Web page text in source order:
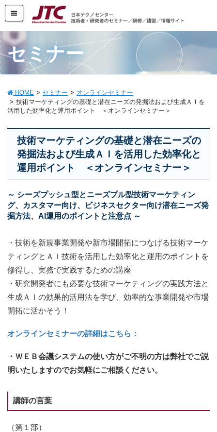
セミナー
HOME セミナー
オンラインセミナー
技術マーケティングの基礎と潜在ニーズの発掘法および生成ＡＩを
活用した効率化と運用ポイント ＜オンラインセミナー＞
技術マーケティングの基礎と潜在ニーズの
発掘法および生成ＡＩを活用した効率化と
運用ポイント ＜オンラインセミナー＞
～ シーズプッシュ型とニーズプル型技術マーケティン
グ、カスタマー向け、ビジネスセクター向け潜在ニーズ発
掘方法、AI運用のポイントと注意点 ～
・技術を新規事業開発や新市場開拓につなげる技術マーケ
ティングとＡＩ技術を活用した効率化と運用のポイントを
修得し、実務で実践するための講座
・研究開発者にも必要な技術マーケティングの実践方法と
生成ＡＩの効果的活用法を学び、効率的な事業開発や市場
開拓に活かそう！
オンラインセミナーの詳細はこちら：
・ＷＥＢ会議システムの使い方がご不明の方は弊社でご説
明いたしますのでお気軽にご相談ください。
講師の言葉
（第１部）